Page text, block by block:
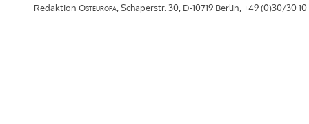
Redaktion Osteuropa, Schaperstr. 30, D-10719 Berlin, +49 (0)30/30